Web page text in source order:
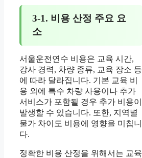
3-1. 비용 산정 주요 요
소
서울운전연수 비용은 교육 시간,
강사 경력, 차량 종류, 교육 장소 등
에 따라 달라집니다. 기본 교육 비
용 외에 특수 차량 사용이나 추가
서비스가 포함될 경우 추가 비용이
발생할 수 있습니다. 또한, 지역별
물가 차이도 비용에 영향을 미칩니
다.
정확한 비용 산정을 위해서는 교육